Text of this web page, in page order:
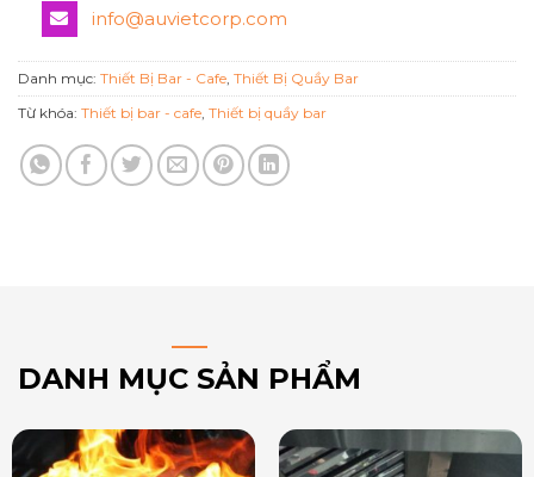
info@auvietcorp.com
Danh mục: Thiết Bị Bar - Cafe Thiết Bị Quầy Bar
Từ khóa: Thiết bị bar - cafe Thiết bị quầy bar
DANH MỤC SẢN PHẨM